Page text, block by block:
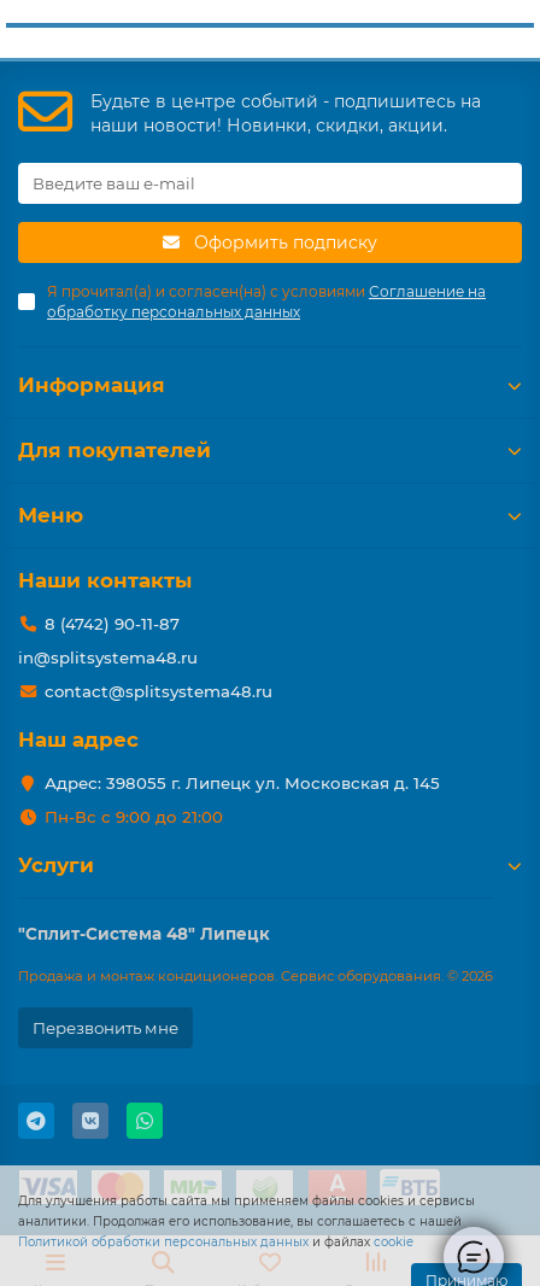
Для улучшения работы сайта мы применяем файлы cookies и сервисы
аналитики. Продолжая его использование, вы соглашаетесь с нашей
Политикой обработки персональных данных и файлах cookie
Принимаю
Будьте в центре событий - подпишитесь на
наши новости! Новинки, скидки, акции.
Оформить подписку
Я прочитал(а) и согласен(на) с условиями Соглашение на
обработку персональных данных
Информация
Для покупателей
Меню
Наши контакты
8 (4742) 90-11-87
in@splitsystema48.ru
contact@splitsystema48.ru
Наш адрес
Адрес: 398055 г. Липецк ул. Московская д. 145
Пн-Вс с 9:00 до 21:00
Услуги
"Сплит-Система 48" Липецк
Продажа и монтаж кондиционеров. Сервис оборудования. © 2026
Перезвонить мне